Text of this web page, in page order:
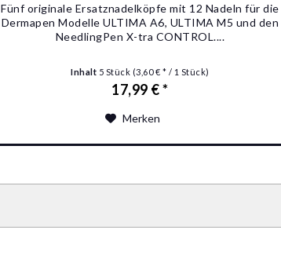
Fünf originale Ersatznadelköpfe mit 12 Nadeln für die
Dermapen Modelle ULTIMA A6, ULTIMA M5 und den
NeedlingPen X-tra CONTROL....
Inhalt 5 Stück (3,60 € * / 1 Stück)
17,99 € *
Merken